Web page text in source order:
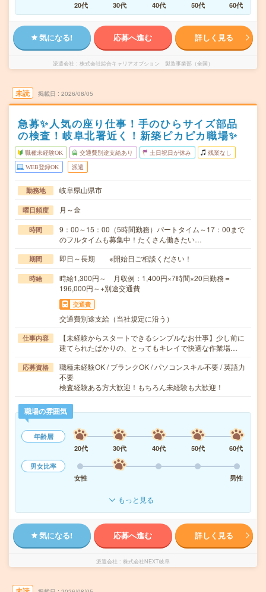
20代
30代 40代 50代 60代
気になる! 応募へ進む 詳しく見る
派遣会社 株式会社綜合キャリアオプション 製造事業部（全国）
未読 掲載日 2026/08/05
急募✨人気の座り仕事！手のひらサイズ部品
の検査！岐阜北署近く！新築ピカピカ職場✨
職種未経験OK 交通費別途支給あり 土日祝日が休み 残業なし
WEB登録OK 派遣
勤務地 岐阜県山県市
曜日頻度 月～金
時間
9：00～15：00（5時間勤務）パートタイム～17：00まで
のフルタイムも募集中！たくさん働きたい…
期間 即日～長期 ※開始日ご相談ください！
時給
時給1,300円～ 月収例：1,400円×7時間×20日勤務＝
196,000円～+別途交通費
交通費
交通費別途支給（当社規定に沿う）
仕事内容
【未経験からスタートできるシンプルなお仕事】少し前に
建てられたばかりの、とってもキレイで快適な作業場…
応募資格
職種未経験OK / ブランクOK / パソコンスキル不要 / 英語力
不要
検査経験ある方大歓迎！もちろん未経験も大歓迎！
職場の雰囲気
年齢層
20代
30代 40代 50代
60代
男女比率
女性
男性
もっと見る
気になる! 応募へ進む 詳しく見る
派遣会社 株式会社NEXT岐阜